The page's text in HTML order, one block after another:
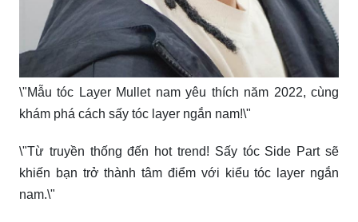
\"Mẫu tóc Layer Mullet nam yêu thích năm 2022, cùng
khám phá cách sấy tóc layer ngắn nam!\"
\"Từ truyền thống đến hot trend! Sấy tóc Side Part sẽ
khiến bạn trở thành tâm điểm với kiểu tóc layer ngắn
nam.\"